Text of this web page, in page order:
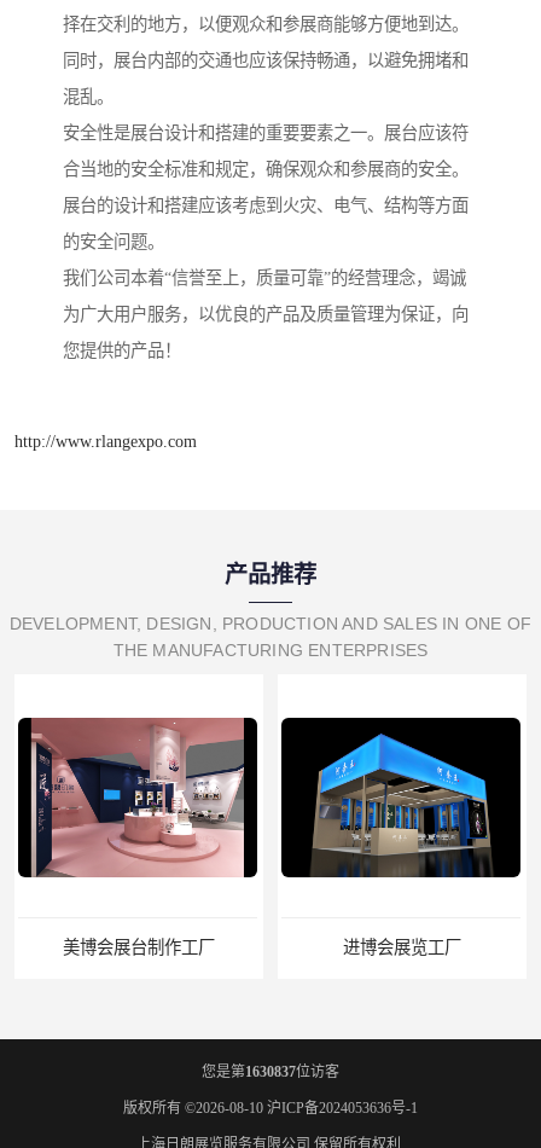
择在交利的地方，以便观众和参展商能够方便地到达。
同时，展台内部的交通也应该保持畅通，以避免拥堵和
混乱。
安全性是展台设计和搭建的重要要素之一。展台应该符
合当地的安全标准和规定，确保观众和参展商的安全。
展台的设计和搭建应该考虑到火灾、电气、结构等方面
的安全问题。
我们公司本着“信誉至上，质量可靠”的经营理念，竭诚
为广大用户服务，以优良的产品及质量管理为保证，向
您提供的产品！
http://www.rlangexpo.com
产品推荐
DEVELOPMENT, DESIGN, PRODUCTION AND SALES IN ONE OF
THE MANUFACTURING ENTERPRISES
美博会展台制作工厂 进博会展览工厂
您是第1630837位访客
版权所有 ©2026-08-10 沪ICP备2024053636号-1
上海日朗展览服务有限公司 保留所有权利.